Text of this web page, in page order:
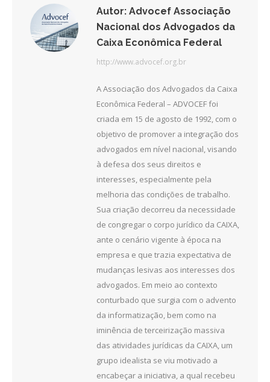
Autor: Advocef Associação
Nacional dos Advogados da
Caixa Econômica Federal
http://www.advocef.org.br
A Associação dos Advogados da Caixa
Econômica Federal – ADVOCEF foi
criada em 15 de agosto de 1992, com o
objetivo de promover a integração dos
advogados em nível nacional, visando
à defesa dos seus direitos e
interesses, especialmente pela
melhoria das condições de trabalho.
Sua criação decorreu da necessidade
de congregar o corpo jurídico da CAIXA,
ante o cenário vigente à época na
empresa e que trazia expectativa de
mudanças lesivas aos interesses dos
advogados. Em meio ao contexto
conturbado que surgia com o advento
da informatização, bem como na
iminência de terceirização massiva
das atividades jurídicas da CAIXA, um
grupo idealista se viu motivado a
encabeçar a iniciativa, a qual recebeu